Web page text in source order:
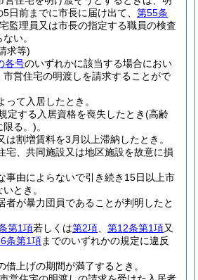
日前までに市長に届け出て、 第55条
監理員又は市長の指定する職員の検査
い。
求等)
各号のいずれかに該当する場合におい
営住宅の明渡しを請求することがで
って入居したとき。
定する入居資格を喪失したとき(高齢
限る。)。
は割増賃料を3月以上滞納したとき。
宅、共同施設又は地区施設を故意に損
事由によらないで引き続き15日以上市
とき。
者が暴力団員であることが判明したと
第1項若しくは第2項 第12条第1項又
条第1項までのいずれかの規定に違反
借上げの期間が満了するとき。